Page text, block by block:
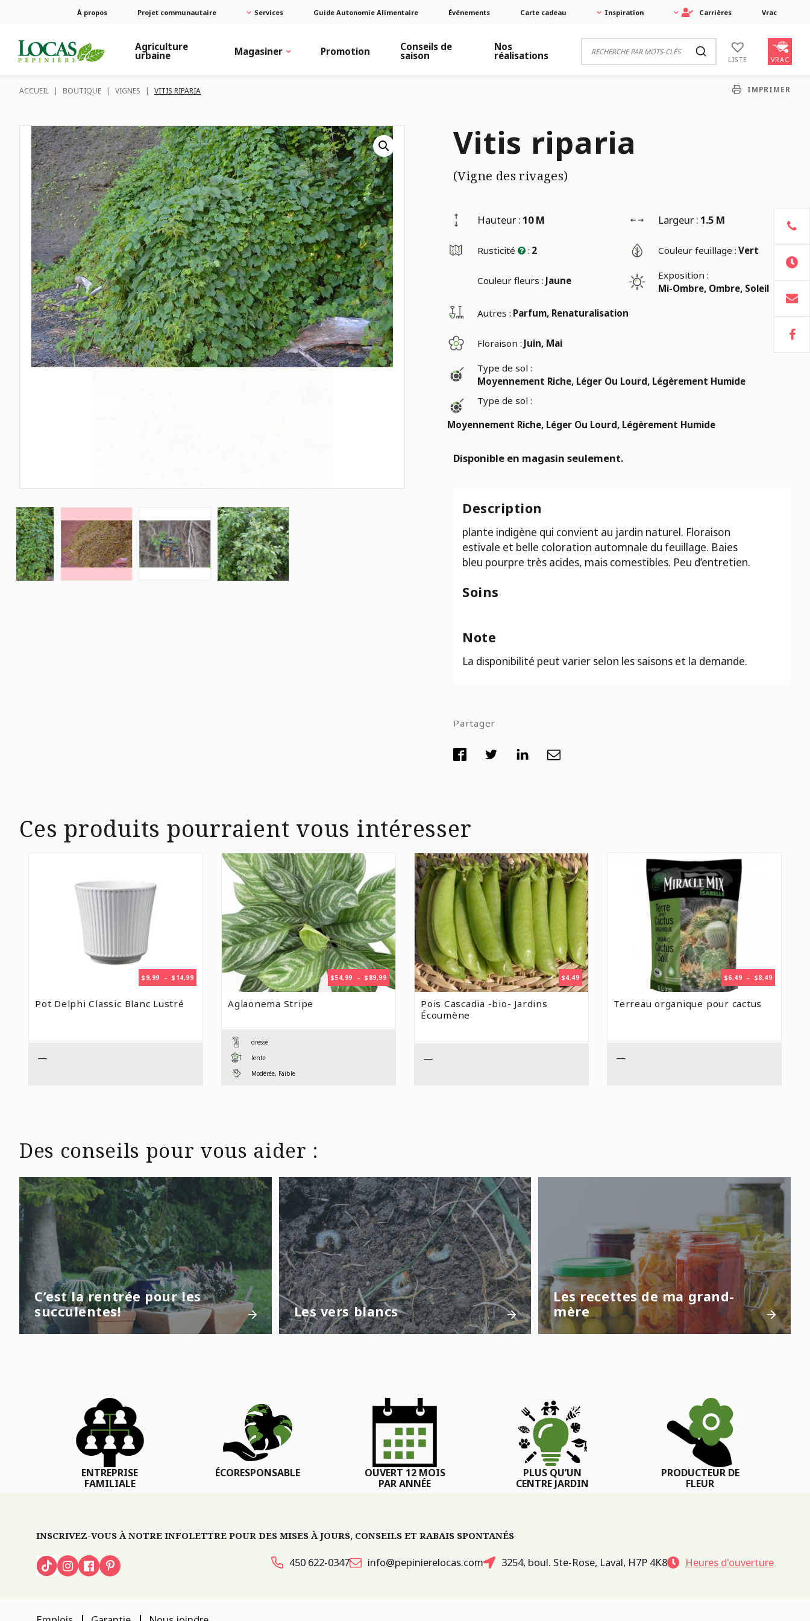
À propos Projet communautaire Services Guide Autonomie Alimentaire Événements Carte cadeau Inspiration Carrières Vrac
Agriculture
urbaine Magasiner Promotion Conseils de
saison
Nos
réalisations LISTE VRAC
ACCUEIL | BOUTIQUE | VIGNES | VITIS RIPARIA IMPRIMER
Vitis riparia
(Vigne des rivages)
Hauteur :10 M Largeur :1.5 M
Rusticité : 2 Couleur feuillage : Vert
Couleur fleurs : Jaune
Exposition :
Mi-Ombre, Ombre, Soleil
Autres : Parfum, Renaturalisation
Floraison : Juin, Mai
Type de sol :
Moyennement Riche, Léger Ou Lourd, Légèrement Humide
Type de sol :
Moyennement Riche, Léger Ou Lourd, Légèrement Humide
Disponible en magasin seulement.
Description
plante indigène qui convient au jardin naturel. Floraison
estivale et belle coloration automnale du feuillage. Baies
bleu pourpre très acides, mais comestibles. Peu d’entretien.
Soins
Note
La disponibilité peut varier selon les saisons et la demande.
Partager
Ces produits pourraient vous intéresser
$ 9,99 – $ 14,99PLAGE
DE
Pot Delphi Classic Blanc Lustré
—
$54,99 – $ 89,99PLAGE
DE
Aglaonema Stripe
dressé
lente
Modérée, Faible
$4,49
Pois Cascadia -bio- Jardins
Écoumène
—
$6,49 – $8,49PLAGE
DE
Terreau organique pour cactus
—
Des conseils pour vous aider :
C’est la rentrée pour les
succulentes!
Les vers blancs
Les recettes de ma grand-
mère
ENTREPRISE
FAMILIALE
ÉCORESPONSABLE
OUVERT 12 MOIS
PAR ANNÉE
PLUS QU’UN
CENTRE JARDIN
PRODUCTEUR DE
FLEUR
INSCRIVEZ-VOUS À NOTRE INFOLETTRE POUR DES MISES À JOURS, CONSEILS ET RABAIS SPONTANÉS
450 622-0347 info@pepinierelocas.com 3254, boul. Ste-Rose, Laval, H7P 4K8 Heures d'ouverture